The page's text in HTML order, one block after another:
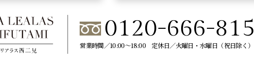
0120-666-815
営業時間／10:00～18:00 定休日／火曜日・水曜日（祝日除く）